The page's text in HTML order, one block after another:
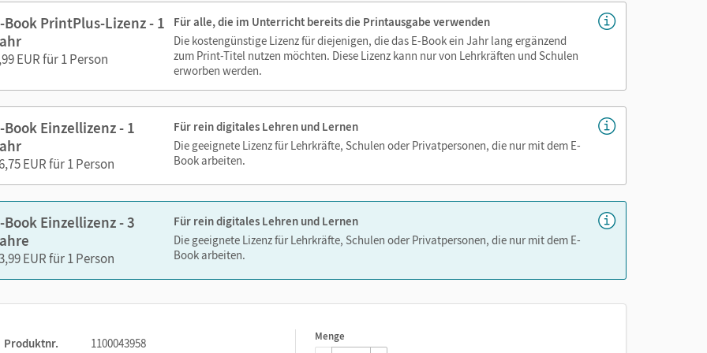
Sie sind seitengenau platziert, damit Sie und Ihre Schüler/-innen
gestalten Sie das Lehren und Lernen zeitsparend und
Kernthemen
Book PrintPlus-Lizenz - 1
EUR für 1 Person
Für alle, die im Unterricht bereits die Printausgabe verwenden
Die kostengünstige Lizenz für diejenigen, die das E-Book ein Jahr lang ergänzend
zum Print-Titel nutzen möchten. Diese Lizenz kann nur von Lehrkräften und Schulen
erworben werden.
Book Einzellizenz - 1
EUR für 1 Person
Für rein digitales Lehren und Lernen
Die geeignete Lizenz für Lehrkräfte, Schulen oder Privatpersonen, die nur mit dem E-
Book arbeiten.
Book Einzellizenz - 3
EUR für 1 Person
Für rein digitales Lehren und Lernen
Die geeignete Lizenz für Lehrkräfte, Schulen oder Privatpersonen, die nur mit dem E-
Book arbeiten.
Produktnr.
1100043958
Menge
1